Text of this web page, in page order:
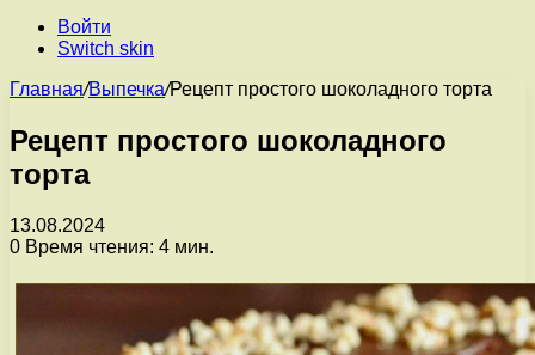
Войти
Switch skin
Главная/Выпечка/Рецепт простого шоколадного торта
Рецепт простого шоколадного
торта
13.08.2024
0 Время чтения: 4 мин.